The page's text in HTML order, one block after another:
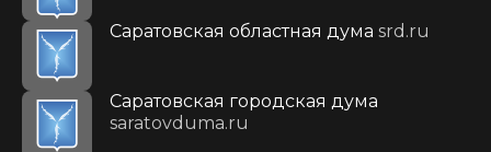
Саратовская областная дума srd.ru
Саратовская городская дума
saratovduma.ru